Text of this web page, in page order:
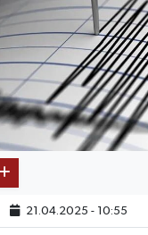
21.04.2025 - 10:55